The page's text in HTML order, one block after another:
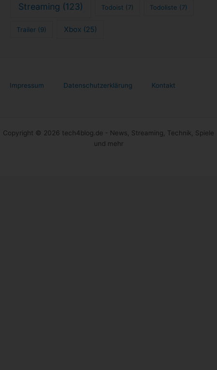
Streaming (123) Todoist (7) Todoliste (7)
Trailer (9) Xbox (25)
Impressum Datenschutzerklärung Kontakt
Copyright © 2026 tech4blog.de - News, Streaming, Technik, Spiele
und mehr